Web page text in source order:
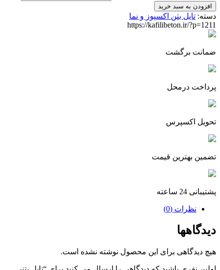
افزودن به سبد خرید
دسته: تایل بتن اکسپوز و نما
https://kafilibeton.ir/?p=1211
ضمانت برگشت
پرداخت درمحل
تحویل اکسپرس
تضمین بهترین قیمت
پشتیبانی 24 ساعته
نظرات (0)
دیدگاهها
هیچ دیدگاهی برای این محصول نوشته نشده است.